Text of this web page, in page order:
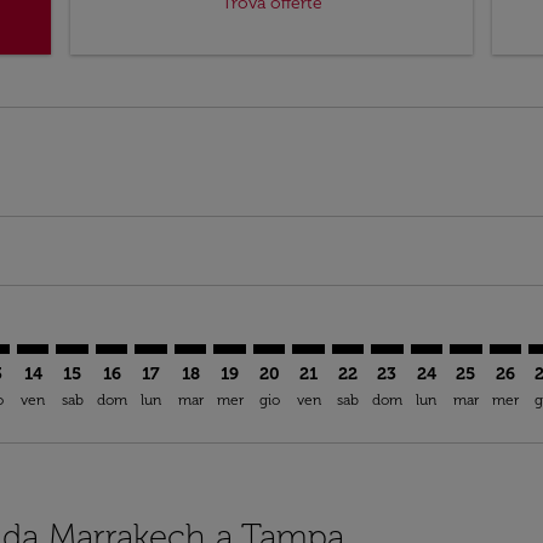
14
ven
15
sab
16
dom
17
lun
18
mar
19
mer
20
gio
RAK–TPA: cmp-view-
21
ven
RAK–TPA: cmp-view-
22
sab
RAK–TPA: cmp-
23
dom
RAK–TPA:
24
lun
25
mar
26
mer